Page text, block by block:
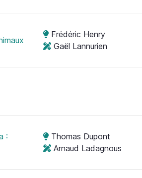
Frédéric Henry
Gaël Lannurien
:
Thomas Dupont
Arnaud Ladagnous